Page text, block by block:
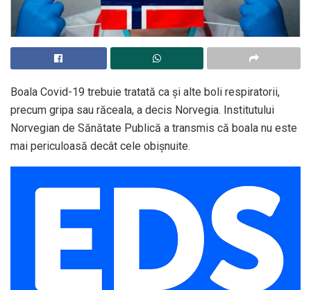
Boala Covid-19 trebuie tratată ca şi alte boli respiratorii,
precum gripa sau răceala, a decis Norvegia. Institutului
Norvegian de Sănătate Publică a transmis că boala nu este
mai periculoasă decât cele obișnuite.